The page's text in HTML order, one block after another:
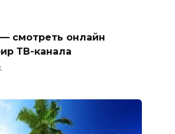
смотреть онлайн
ТВ-канала